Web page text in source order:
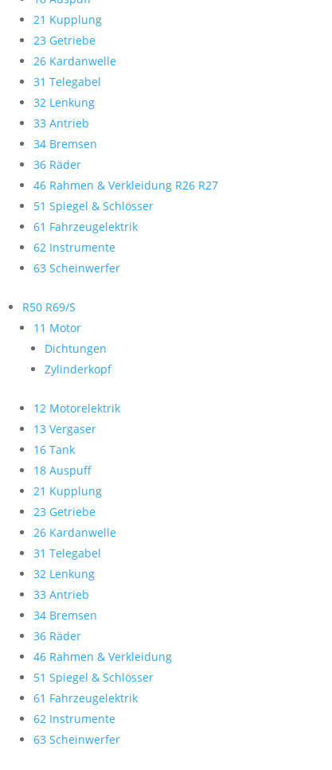
21 Kupplung
23 Getriebe
26 Kardanwelle
31 Telegabel
32 Lenkung
33 Antrieb
34 Bremsen
36 Räder
46 Rahmen & Verkleidung R26 R27
51 Spiegel & Schlösser
61 Fahrzeugelektrik
62 Instrumente
63 Scheinwerfer
R50 R69/S
11 Motor
Dichtungen
Zylinderkopf
12 Motorelektrik
13 Vergaser
16 Tank
18 Auspuff
21 Kupplung
23 Getriebe
26 Kardanwelle
31 Telegabel
32 Lenkung
33 Antrieb
34 Bremsen
36 Räder
46 Rahmen & Verkleidung
51 Spiegel & Schlösser
61 Fahrzeugelektrik
62 Instrumente
63 Scheinwerfer